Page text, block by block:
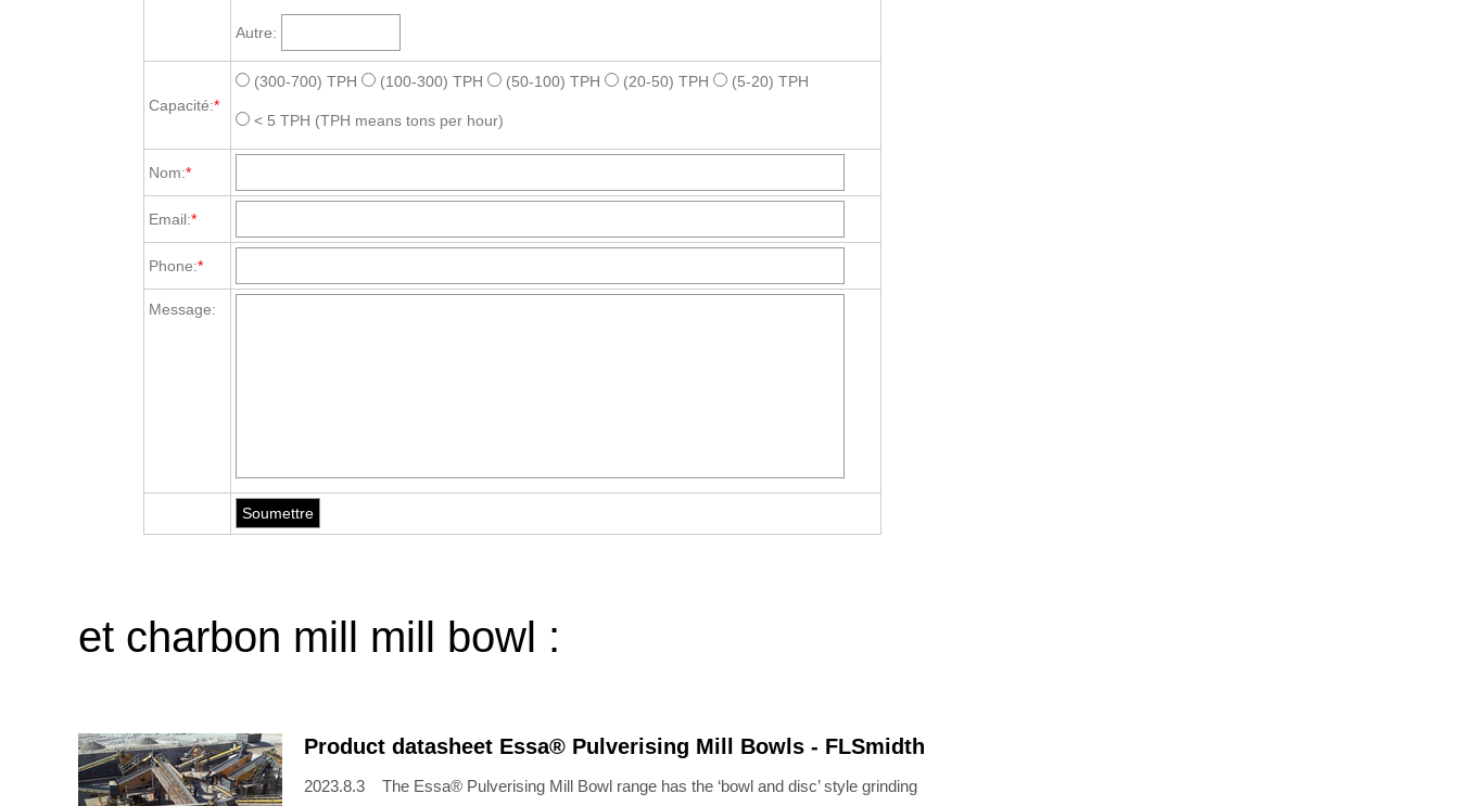
Autre:
Capacité:*
(300-700) TPH (100-300) TPH (50-100) TPH (20-50) TPH (5-20) TPH
< 5 TPH (TPH means tons per hour)
Nom:*
Email:*
Phone:*
Message:
et charbon mill mill bowl :
Product datasheet Essa® Pulverising Mill Bowls - FLSmidth
2023.8.3 The Essa® Pulverising Mill Bowl range has the ‘bowl and disc’ style grinding